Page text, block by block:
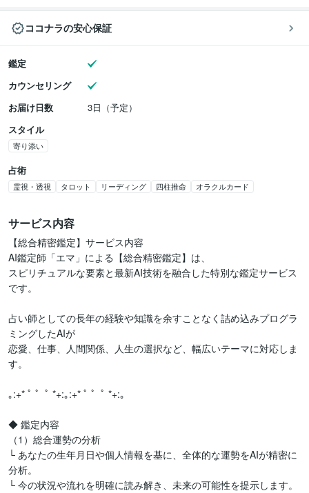
ココナラの安心保証
鑑定
カウンセリング
お届け日数
3日（予定）
スタイル
寄り添い
占術
霊視・透視 タロット リーディング 四柱推命 オラクルカード
サービス内容
【総合精密鑑定】サービス内容
AI鑑定師「エマ」による【総合精密鑑定】は、
スピリチュアルな要素と最新AI技術を融合した特別な鑑定サービス
です。
占い師としての長年の経験や知識を余すことなく詰め込みプログラ
ミングしたAIが
恋愛、仕事、人間関係、人生の選択など、幅広いテーマに対応しま
す。
｡:+* ﾟ ゜ﾟ *+:｡:+* ﾟ ゜ﾟ *+:｡
◆ 鑑定内容
（1）総合運勢の分析
└ あなたの生年月日や個人情報を基に、全体的な運勢をAIが精密に
分析。
└ 今の状況や流れを明確に読み解き、未来の可能性を提示します。